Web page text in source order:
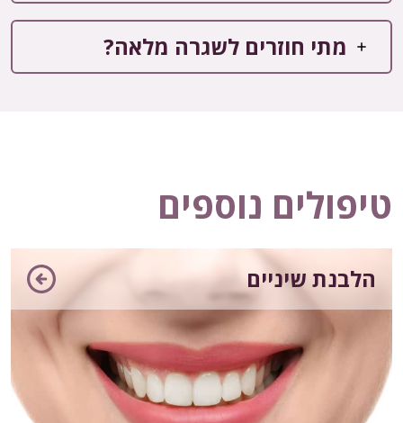
מתי חוזרים לשגרה מלאה?
טיפולים נוספים
הלבנת שיניים